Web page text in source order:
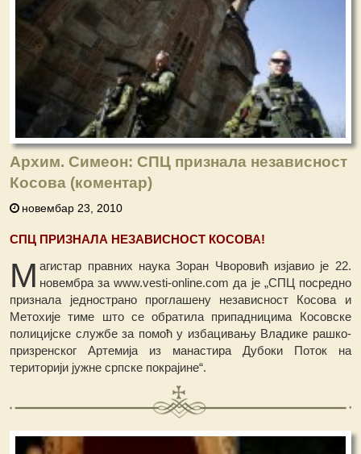
Архим. Симеон: СПЦ признала независност
Косова (коментар)
новембар 23, 2010
СПЦ ПРИЗНАЛА НЕЗАВИСНОСТ КОСОВА!
М агистар правних наука Зоран Чворовић изјавио је 22.
новембра за www.vesti-online.com да је „СПЦ посредно
признала једнострано проглашену независност Косова и
Метохије тиме што се обратила припадницима Косовске
полицијске службе за помоћ у избацивању Владике рашко-
призренског Артемија из манастира Дубоки Поток на
територији јужне српске покрајине“.